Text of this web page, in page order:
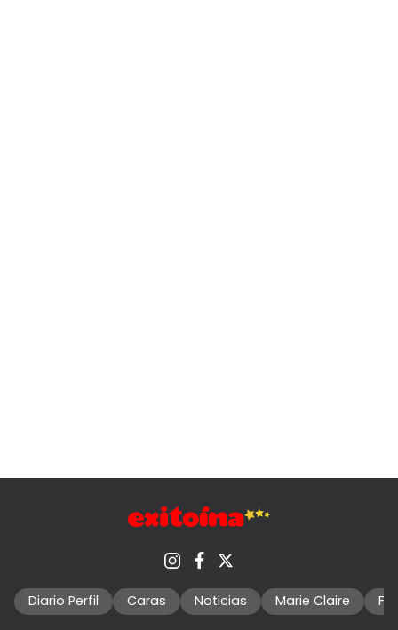
Diario Perfil Caras Noticias Marie Claire